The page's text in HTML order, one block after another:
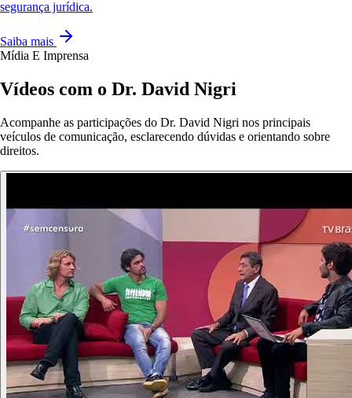
segurança jurídica.
Saiba mais
Mídia E Imprensa
Vídeos com o Dr. David Nigri
Acompanhe as participações do Dr. David Nigri nos principais
veículos de comunicação, esclarecendo dúvidas e orientando sobre
direitos.